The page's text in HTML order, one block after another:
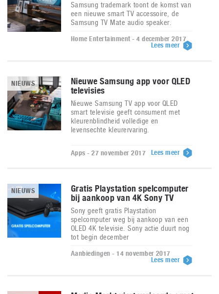
Samsung trademark toont de komst van
een nieuwe smart TV accessoire, de
Samsung TV Mate audio speaker.
Home Entertainment - 4 december 2017
Lees meer
NIEUWS
Nieuwe Samsung app voor QLED
televisies
Nieuwe Samsung TV app voor QLED
smart televisie geeft consument met
kleurenblindheid volledige en
levensechte kleurervaring.
Apps - 27 november 2017 Lees meer
NIEUWS
Gratis Playstation spelcomputer
bij aankoop van 4K Sony TV
Sony geeft gratis Playstation
spelcomputer weg bij aankoop van een
OLED 4K televisie. Sony actie duurt nog
tot begin december
Aanbiedingen - 14 november 2017
Lees meer